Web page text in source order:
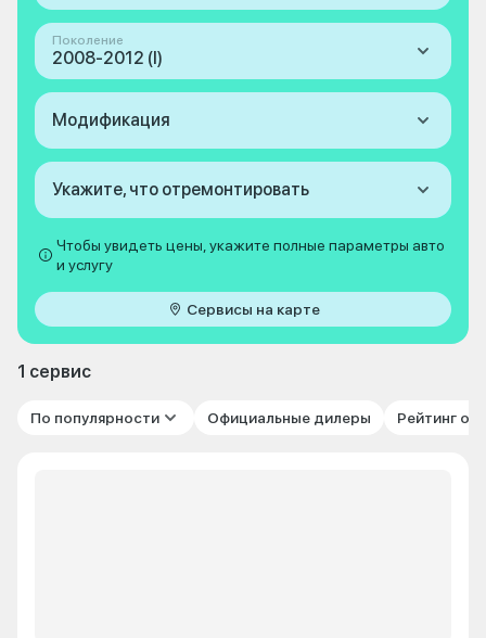
Поколение
2008-2012 (I)
Модификация
Укажите, что отремонтировать
Чтобы увидеть цены, укажите полные параметры авто
и услугу
Сервисы на карте
1 сервис
По популярности Официальные дилеры Рейтинг